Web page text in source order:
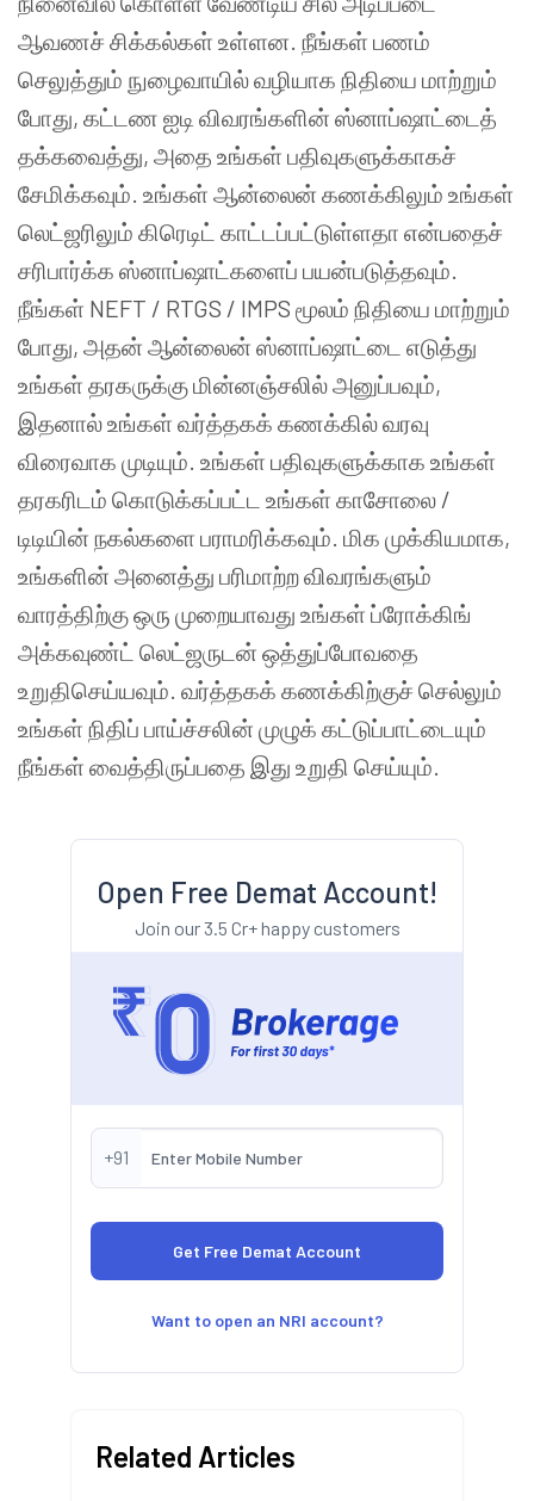
ஆவணச் சிக்கல்கள் உள்ளன. நீங்கள் பணம்
செலுத்தும் நுழைவாயில் வழியாக நிதியை மாற்றும்
போது, ​​கட்டண ஐடி விவரங்களின் ஸ்னாப்ஷாட்டைத்
தக்கவைத்து, அதை உங்கள் பதிவுகளுக்காகச்
சேமிக்கவும். உங்கள் ஆன்லைன் கணக்கிலும் உங்கள்
லெட்ஜரிலும் கிரெடிட் காட்டப்பட்டுள்ளதா என்பதைச்
சரிபார்க்க ஸ்னாப்ஷாட்களைப் பயன்படுத்தவும்.
நீங்கள் NEFT / RTGS / IMPS மூலம் நிதியை மாற்றும்
போது, ​​அதன் ஆன்லைன் ஸ்னாப்ஷாட்டை எடுத்து
உங்கள் தரகருக்கு மின்னஞ்சலில் அனுப்பவும்,
இதனால் உங்கள் வர்த்தகக் கணக்கில் வரவு
விரைவாக முடியும். உங்கள் பதிவுகளுக்காக உங்கள்
தரகரிடம் கொடுக்கப்பட்ட உங்கள் காசோலை /
டிடியின் நகல்களை பராமரிக்கவும். மிக முக்கியமாக,
உங்களின் அனைத்து பரிமாற்ற விவரங்களும்
வாரத்திற்கு ஒரு முறையாவது உங்கள் ப்ரோக்கிங்
அக்கவுண்ட் லெட்ஜருடன் ஒத்துப்போவதை
உறுதிசெய்யவும். வர்த்தகக் கணக்கிற்குச் செல்லும்
உங்கள் நிதிப் பாய்ச்சலின் முழுக் கட்டுப்பாட்டையும்
நீங்கள் வைத்திருப்பதை இது உறுதி செய்யும்.
Open Free Demat Account!
Join our 3.5 Cr+ happy customers
+91
Want to open an NRI account?
Related Articles